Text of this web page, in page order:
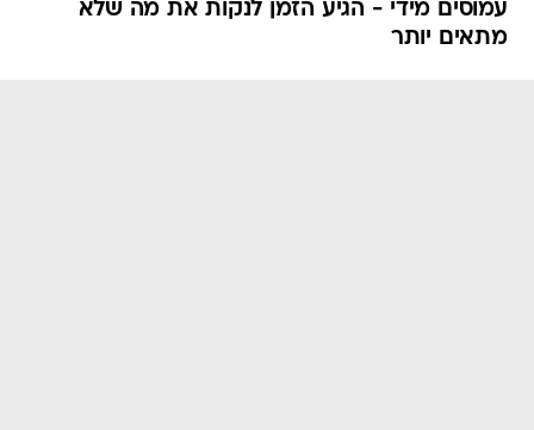
עמוסים מידי - הגיע הזמן לנקות את מה שלא
מתאים יותר